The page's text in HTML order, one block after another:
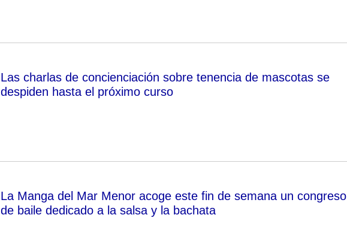
Las charlas de concienciación sobre tenencia de mascotas se
despiden hasta el próximo curso
La Manga del Mar Menor acoge este fin de semana un congreso
de baile dedicado a la salsa y la bachata